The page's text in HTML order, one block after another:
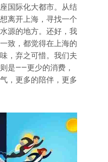
国际化大都市。从结
离开上海，寻找一个
源的地方。还好，我
致，都觉得在上海的
，弃之可惜。我们夫
是——更少的消费，
，更多的陪伴，更多